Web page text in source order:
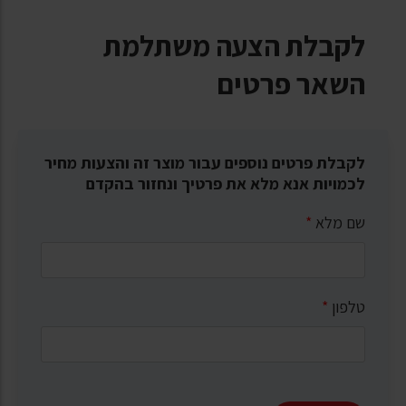
לקבלת הצעה משתלמת
השאר פרטים
לקבלת פרטים נוספים עבור מוצר זה והצעות מחיר
לכמויות אנא מלא את פרטיך ונחזור בהקדם
שם מלא *
טלפון *